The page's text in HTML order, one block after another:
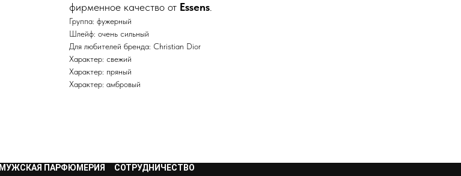
фирменное качество от Essens
Группа: фужерный
Шлейф: очень сильный
Для любителей бренда: Christian Dior
Характер: свежий
Характер: пряный
Характер: амбровый
МУЖСКАЯ ПАРФЮМЕРИЯ СОТРУДНИЧЕСТВО